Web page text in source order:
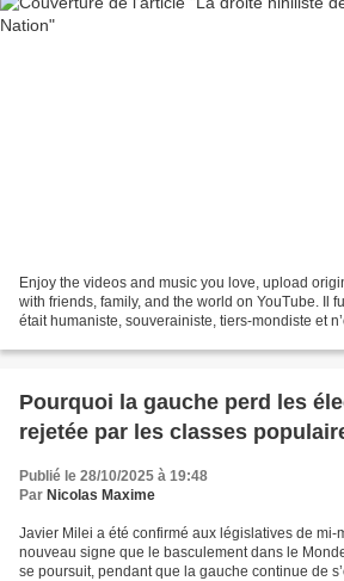
Enjoy the videos and music you love, upload
with friends, family, and the world on YouTube. Il
était humaniste, souverainiste, tiers-mondiste et
Pourquoi la gauche perd les
rejetée par les classes
Publié le 28/10/2025 à 19:48
Par Nicolas Maxime
Javier Milei a été confirmé aux législatives de mi-
nouveau signe que le basculement dans le
se poursuit, pendant que la gauche continue de